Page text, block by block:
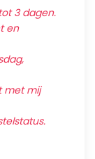
3 dagen.
en
met mij